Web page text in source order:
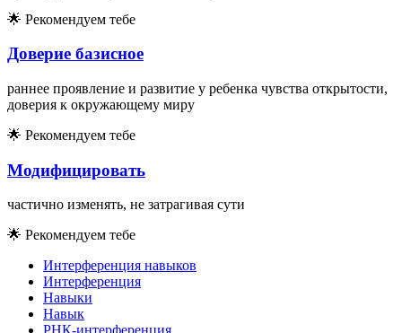
🌟 Рекомендуем тебе
Доверие базисное
раннее проявление и развитие у ребенка чувства открытости,
доверия к окружающему миру
🌟 Рекомендуем тебе
Модифицировать
частично изменять, не затрагивая сути
🌟 Рекомендуем тебе
Интерференция навыков
Интерференция
Навыки
Навык